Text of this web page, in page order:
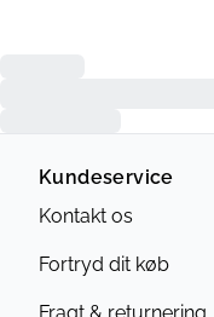
Kundeservice
Kontakt os
Fortryd dit køb